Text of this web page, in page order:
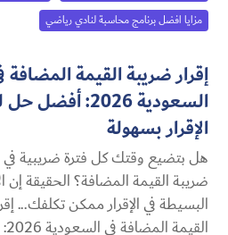
مزايا افضل برنامج محاسبة لنادي رياضي​
إقرار ضريبة القيمة المضافة
السعودية 2026:
الإقرار بسهولة
هل بتضيع وقتك كل فترة ضريبية في
ضريبة القيمة المضافة؟ الحقيقة إن
البسيطة في الإقرار ممكن تكلفك...